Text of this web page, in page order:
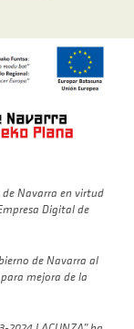
Navarra en virtud
Digital de
de Navarra al
mejora de la